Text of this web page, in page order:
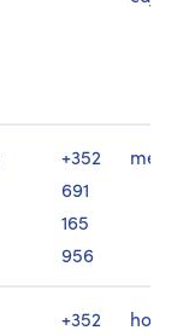
+352
691
165
956
+352